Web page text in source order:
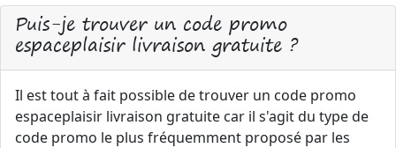
Puis-je trouver un code promo
espaceplaisir livraison gratuite ?
Il est tout à fait possible de trouver un code promo
espaceplaisir livraison gratuite car il s'agit du type de
code promo le plus fréquemment proposé par les